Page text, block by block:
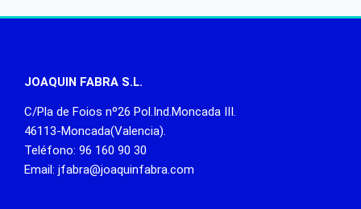
JOAQUIN FABRA S.L.
C/Pla de Foios nº26 Pol.Ind.Moncada III.
46113-Moncada(Valencia).
Teléfono: 96 160 90 30
Email: jfabra@joaquinfabra.com